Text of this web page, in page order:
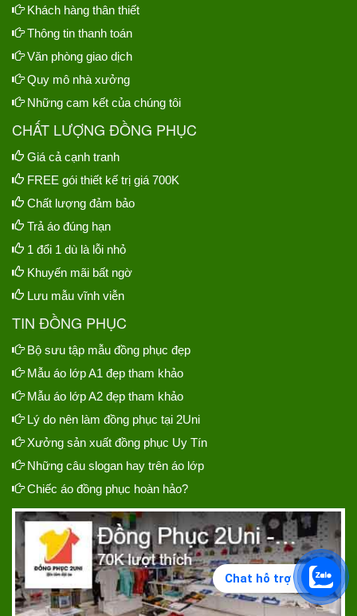
Khách hàng thân thiết
Thông tin thanh toán
Văn phòng giao dịch
Quy mô nhà xưởng
Những cam kết của chúng tôi
CHẤT LƯỢNG ĐỒNG PHỤC
Giá cả cạnh tranh
FREE gói thiết kế trị giá 700K
Chất lượng đảm bảo
Trả áo đúng hạn
1 đổi 1 dù là lỗi nhỏ
Khuyến mãi bất ngờ
Lưu mẫu vĩnh viễn
TIN ĐỒNG PHỤC
Bộ sưu tập mẫu đồng phục đẹp
Mẫu áo lớp A1 đẹp tham khảo
Mẫu áo lớp A2 đẹp tham khảo
Lý do nên làm đồng phục tại 2Uni
Xưởng sản xuất đồng phục Uy Tín
Những câu slogan hay trên áo lớp
Chiếc áo đồng phục hoàn hảo?
Chat hỗ trợ